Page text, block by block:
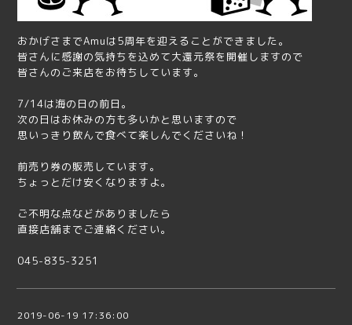
おかげさまでAmuは5周年を迎えることができました。
皆さんに感謝の気持ちを込めて大還元祭を開催しますので
皆さんのご来店をお待ちしています。
7/14は海の日の前日。
次の日はお休みの方も多いかと思いますので
思いっきり飲んで食べて楽しんでくださいね！
前売り券の販売しています。
ちょっとだけ安くなりますよ。
ご不明な点などがありましたら
直接店舗までご連絡ください。
045-835-3251
2019-06-19 17:36:00